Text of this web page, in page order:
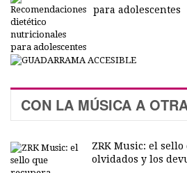
para adolescentes
CON LA MÚSICA A
ZRK Music: el
olvidados y los